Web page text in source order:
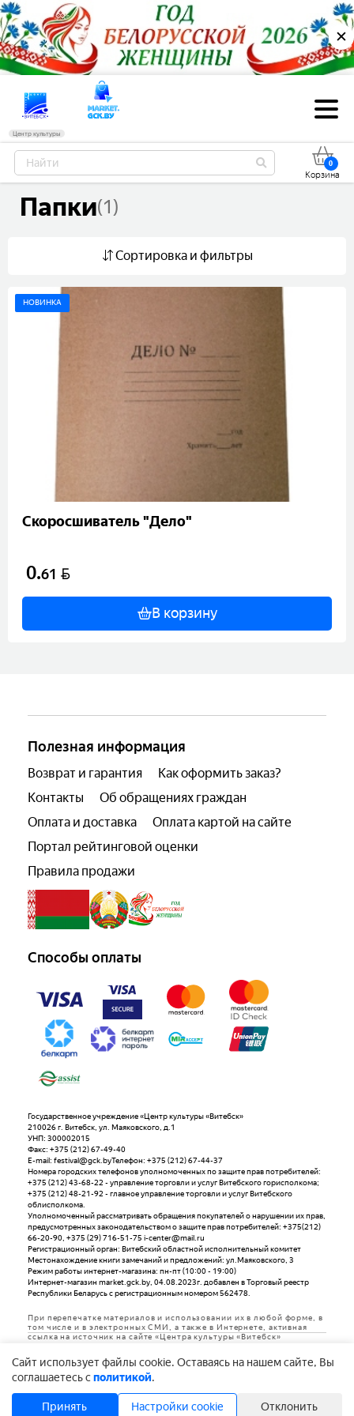
✕
Центр культуры
0
Корзина
папки(1)
Сортировка и фильтры
НОВИНКА
Скоросшиватель "Дело"
0.61 BYN
В корзину
Полезная информация
Возврат и гарантия
Как оформить заказ?
Контакты
Об обращениях граждан
Оплата и доставка
Оплата картой на сайте
Портал рейтинговой оценки
Правила продажи
Cайт использует файлы cookie. Оставаясь на нашем сайте, Вы
соглашаетесь сполитикой.
Принять Настройки cookie Отклонить
Способы оплаты
Государственное учреждение «Центр культуры «Витебск»
210026 г. Витебск, ул. Маяковского, д.1
УНП: 300002015
Факс: +375 (212) 67-49-40
E-mail: festival@gck.byТелефон: +375 (212) 67-44-37
Номера городских телефонов уполномоченных по защите прав потребителей:
+375 (212) 43-68-22 - управление торговли и услуг Витебского горисполкома;
+375 (212) 48-21-92 - главное управление торговли и услуг Витебского
облисполкома.
Уполномоченный рассматривать обращения покупателей о нарушении их прав,
предусмотренных законодательством о защите прав потребителей: +375(212)
66-20-90, +375 (29) 716-51-75 i-center@mail.ru
Регистрационный орган: Витебский областной исполнительный комитет
Местонахождение книги замечаний и предложений: ул.Маяковского, 3
Режим работы интернет-магазина: пн-пт (10:00 - 19:00)
Интернет-магазин market.gck.by, 04.08.2023г. добавлен в Торговый реестр
Республики Беларусь с регистрационным номером 562478.
При перепечатке материалов и использовании их в любой форме, в
том числе и в электронных СМИ, а также в Интернете, активная
ссылка на источник на сайте «Центра культуры «Витебск»
Дизайн и разработка
Copyright © 1992-2026 Государственное учреждение «Центр культуры